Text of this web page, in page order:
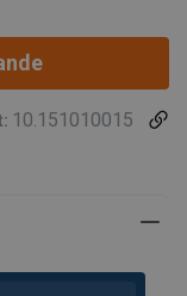
10.151010015